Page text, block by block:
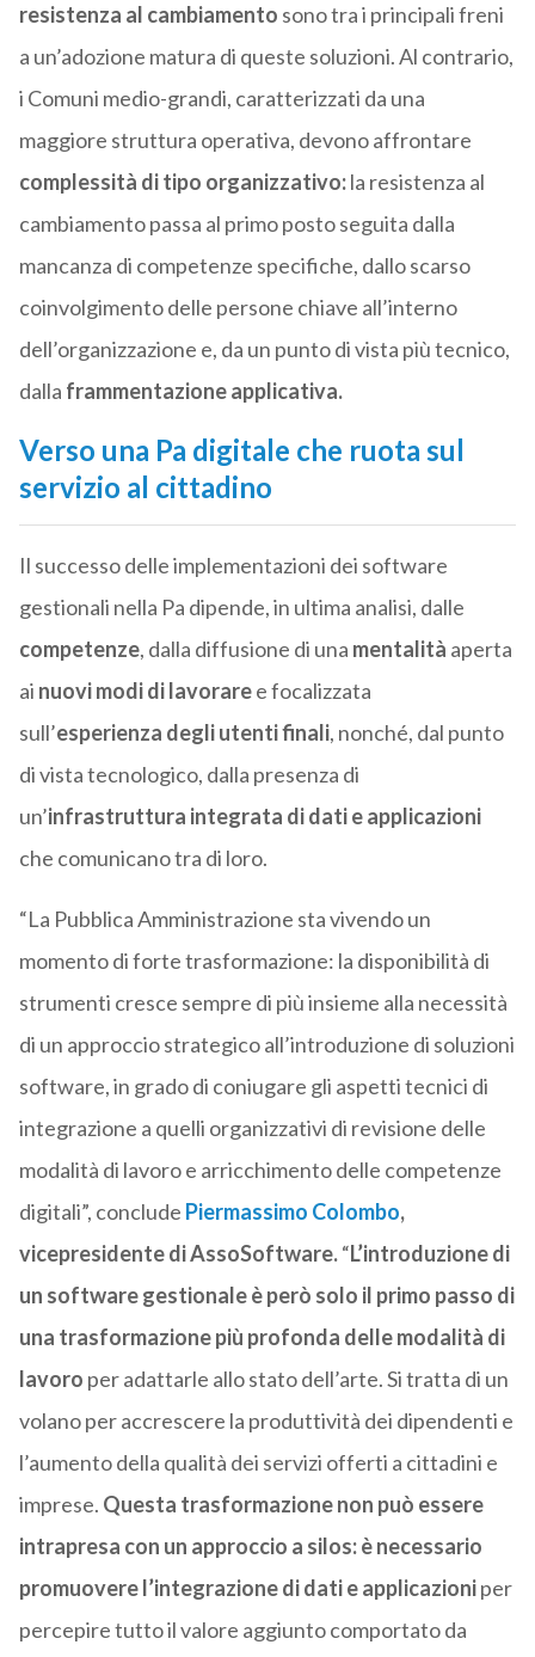
resistenza al cambiamento sono tra i principali freni
a un’adozione matura di queste soluzioni. Al contrario,
i Comuni medio-grandi, caratterizzati da una
maggiore struttura operativa, devono affrontare
complessità di tipo organizzativo:la resistenza al
cambiamento passa al primo posto seguita dalla
mancanza di competenze specifiche, dallo scarso
coinvolgimento delle persone chiave all’interno
dell’organizzazione e, da un punto di vista più tecnico,
dalla frammentazione applicativa.
Verso una Pa digitale che ruota sul
servizio al cittadino
Il successo delle implementazioni dei software
gestionali nella Pa dipende, in ultima analisi, dalle
competenze, dalla diffusione di una mentalità aperta
ai nuovi modi di lavoraree focalizzata
sull’esperienza degli utenti finali, nonché, dal punto
di vista tecnologico, dalla presenza di
un’infrastruttura integrata di dati e applicazioni
che comunicano tra di loro.
“La Pubblica Amministrazione sta vivendo un
momento di forte trasformazione: la disponibilità di
strumenti cresce sempre di più insieme alla necessità
di un approccio strategico all’introduzione di soluzioni
software, in grado di coniugare gli aspetti tecnici di
integrazione a quelli organizzativi di revisione delle
modalità di lavoro e arricchimento delle competenze
digitali”, conclude Piermassimo Colombo,
vicepresidente di AssoSoftware.“L’introduzione di
un softwaregestionale è però solo il primo passo di
una trasformazione più profonda dellemodalità di
lavoro per adattarle allo stato dell’arte. Si tratta di un
volano per accrescere la produttività dei dipendenti e
l’aumento della qualità dei servizi offerti a cittadini e
imprese. Questa trasformazione non può essere
intrapresa con un approccio a silos: è necessario
promuovere l’integrazione di datie applicazioniper
percepire tutto il valore aggiunto comportato da